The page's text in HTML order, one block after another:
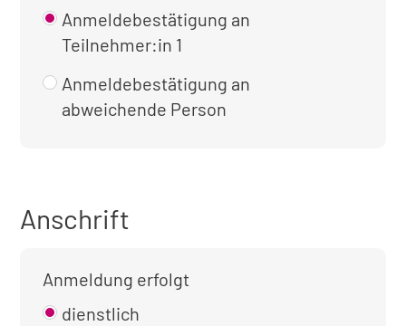
Anmeldebestätigung an
Teilnehmer:in 1
Anmeldebestätigung an
abweichende Person
Anschrift
Anmeldung erfolgt
dienstlich